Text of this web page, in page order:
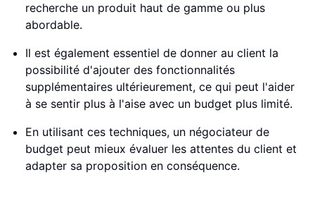
recherche un produit haut de gamme ou plus
abordable.
Il est également essentiel de donner au client la
possibilité d'ajouter des fonctionnalités
supplémentaires ultérieurement, ce qui peut l'aider
à se sentir plus à l'aise avec un budget plus limité.
En utilisant ces techniques, un négociateur de
budget peut mieux évaluer les attentes du client et
adapter sa proposition en conséquence.